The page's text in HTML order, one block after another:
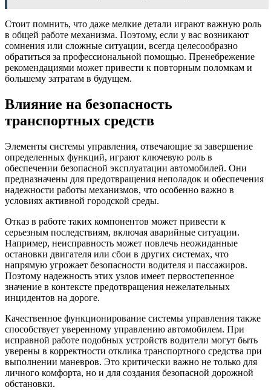
Стоит помнить, что даже мелкие детали играют важную роль
в общей работе механизма. Поэтому, если у вас возникают
сомнения или сложные ситуации, всегда целесообразно
обратиться за профессиональной помощью. Пренебрежение
рекомендациями может привести к повторным поломкам и
большему затратам в будущем.
Влияние на безопасность
транспортных средств
Элементы системы управления, отвечающие за завершение
определенных функций, играют ключевую роль в
обеспечении безопасной эксплуатации автомобилей. Они
предназначены для предотвращения неполадок и обеспечения
надежности работы механизмов, что особенно важно в
условиях активной городской среды.
Отказ в работе таких компонентов может привести к
серьезным последствиям, включая аварийные ситуации.
Например, неисправность может повлечь неожиданные
остановки двигателя или сбои в других системах, что
напрямую угрожает безопасности водителя и пассажиров.
Поэтому надежность этих узлов имеет первостепенное
значение в контексте предотвращения нежелательных
инцидентов на дороге.
Качественное функционирование системы управления также
способствует уверенному управлению автомобилем. При
исправной работе подобных устройств водители могут быть
уверены в корректности отклика транспортного средства при
выполнении маневров. Это критически важно не только для
личного комфорта, но и для создания безопасной дорожной
обстановки.